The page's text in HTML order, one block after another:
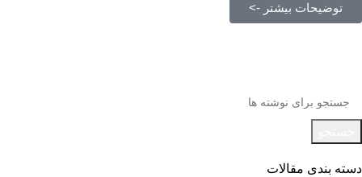
توضیحات بیشتر ->
دسته بندی مقالات